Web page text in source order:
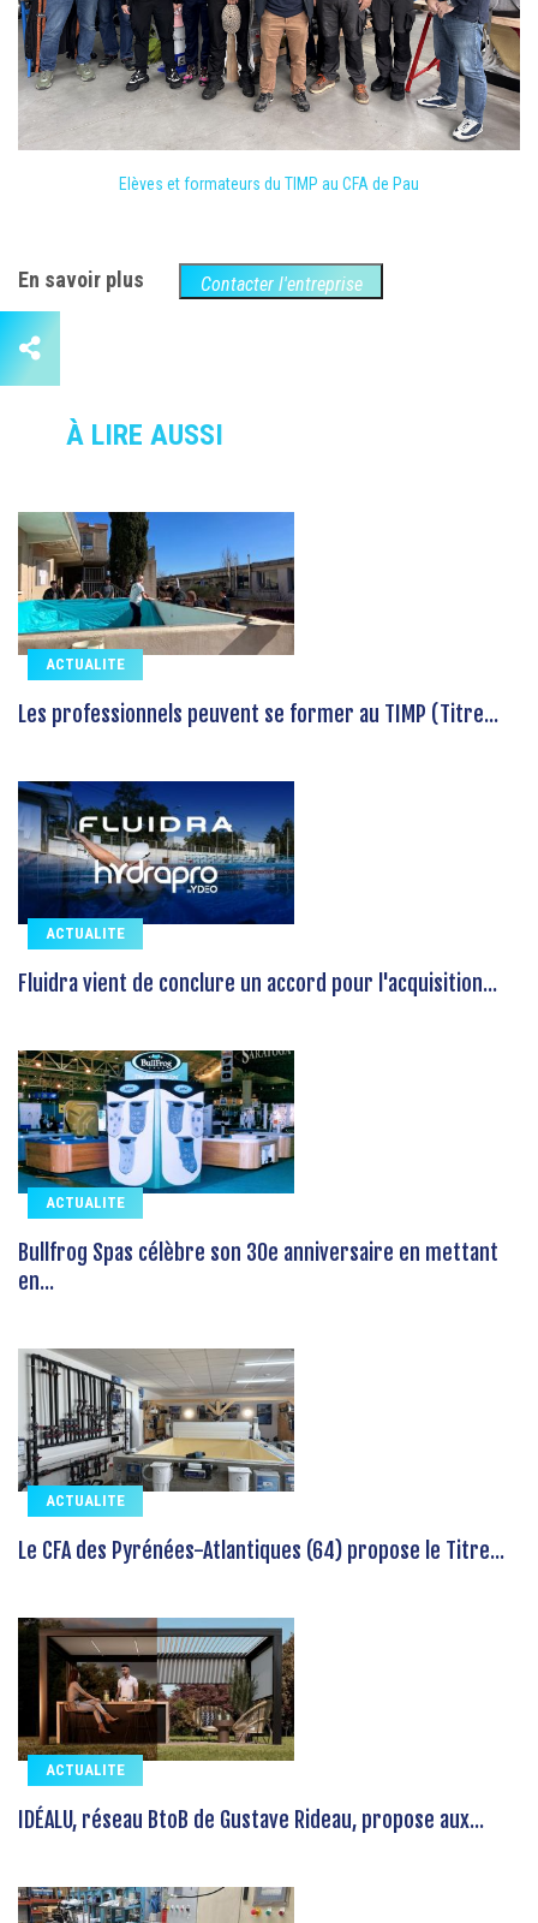
Elèves et formateurs du TIMP au CFA de Pau
En savoir plus Contacter l'entreprise
À LIRE AUSSI
ACTUALITE
Les professionnels peuvent se former au TIMP (Titre...
ACTUALITE
Fluidra vient de conclure un accord pour l'acquisition...
ACTUALITE
Bullfrog Spas célèbre son 30e anniversaire en mettant
en...
ACTUALITE
Le CFA des Pyrénées-Atlantiques (64) propose le Titre...
ACTUALITE
IDÉALU, réseau BtoB de Gustave Rideau, propose aux...